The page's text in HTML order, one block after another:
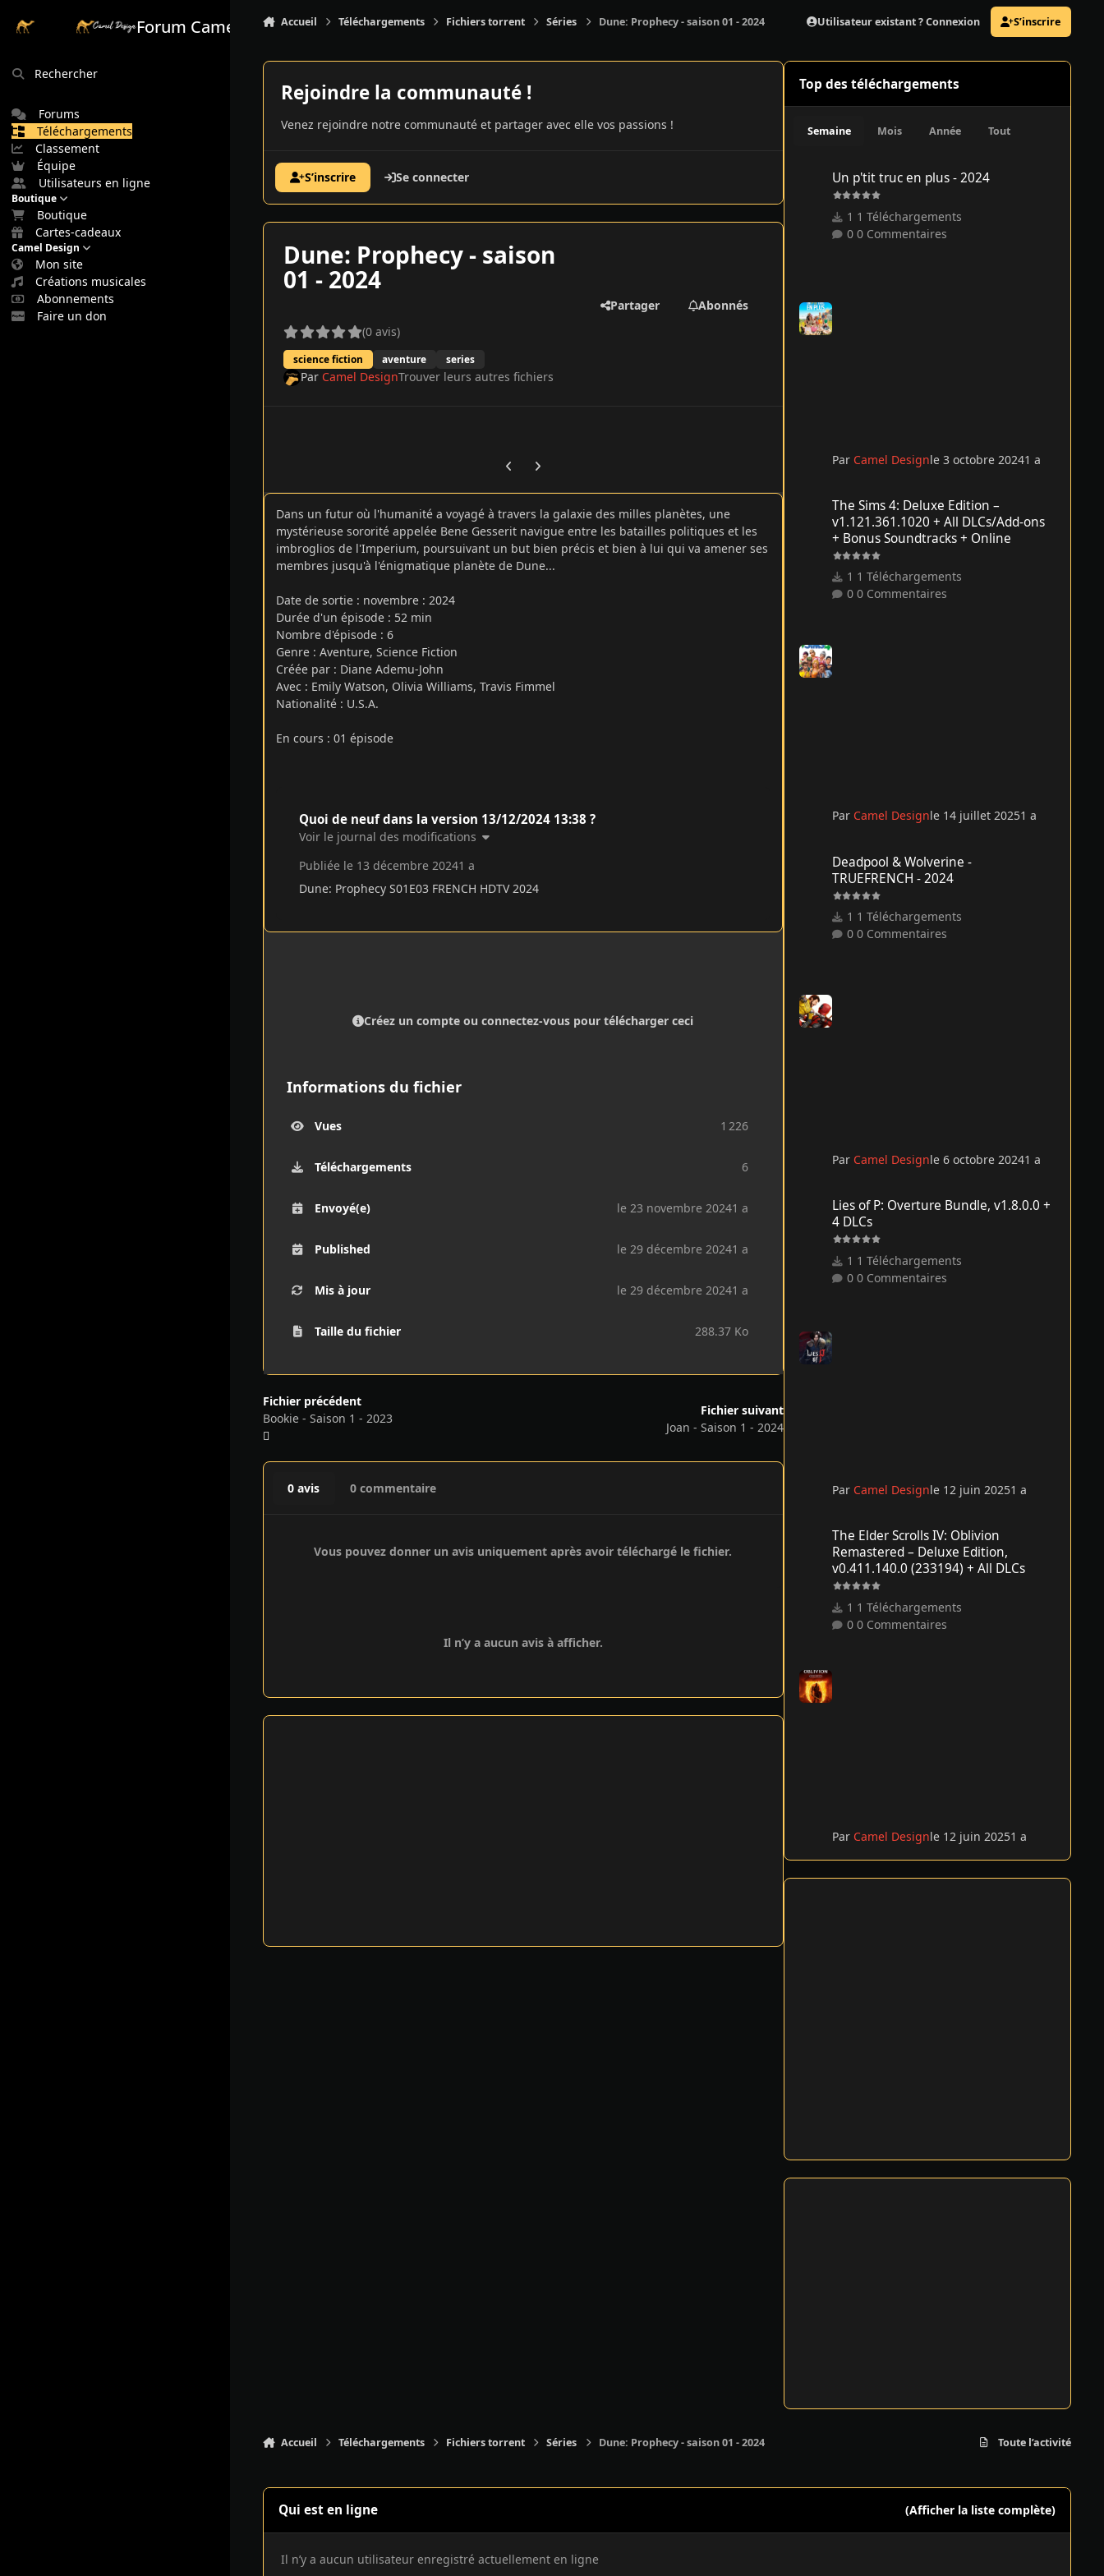
Forum Camel Design
Rechercher
Forums
Téléchargements
Classement
Équipe
Utilisateurs en ligne
Boutique
Boutique
Cartes-cadeaux
Camel Design
Mon site
Créations musicales
Abonnements
Faire un don
Accueil Téléchargements Fichiers torrent Séries Dune: Prophecy - saison 01 - 2024 Utilisateur existant ? Connexion S’inscrire
Rejoindre la communauté !
Venez rejoindre notre communauté et partager avec elle vos passions !
S’inscrire Se connecter
Dune: Prophecy - saison
01 - 2024
(0 avis)
science fiction aventure series
Partager Abonnés
Par Camel DesignTrouver leurs autres fichiers
Previous carousel slide
Next carousel slide
Dans un futur où l'humanité a voyagé à travers la galaxie des milles planètes, une
mystérieuse sororité appelée Bene Gesserit navigue entre les batailles politiques et les
imbroglios de l'Imperium, poursuivant un but bien précis et bien à lui qui va amener ses
membres jusqu'à l'énigmatique planète de Dune...
Date de sortie : novembre : 2024
Durée d'un épisode : 52 min
Nombre d'épisode : 6
Genre : Aventure, Science Fiction
Créée par : Diane Ademu-John
Avec : Emily Watson, Olivia Williams, Travis Fimmel
Nationalité : U.S.A.
En cours : 01 épisode
Quoi de neuf dans la version 13/12/2024 13:38 ?
Voir le journal des modifications
Publiée le 13 décembre 20241 a
Dune: Prophecy S01E03 FRENCH HDTV 2024
Créez un compte ou connectez-vous pour télécharger ceci
Informations du fichier
Vues 1 226
Téléchargements 6
Envoyé(e) le 23 novembre 20241 a
Published le 29 décembre 20241 a
Mis à jour le 29 décembre 20241 a
Taille du fichier 288.37 Ko
Fichier précédent
Bookie - Saison 1 - 2023
Fichier suivant
Joan - Saison 1 - 2024
0 avis 0 commentaire
Vous pouvez donner un avis uniquement après avoir téléchargé le fichier.
Il n’y a aucun avis à afficher.
Top des téléchargements
Semaine Mois Année Tout
Un p'tit truc en plus - 2024
1 Téléchargements
0 Commentaires
Par Camel Designle 3 octobre 20241 a
The Sims 4: Deluxe Edition –
v1.121.361.1020 + All DLCs/Add-ons
+ Bonus Soundtracks + Online
1 Téléchargements
0 Commentaires
Par Camel Designle 14 juillet 20251 a
Deadpool & Wolverine -
TRUEFRENCH - 2024
1 Téléchargements
0 Commentaires
Par Camel Designle 6 octobre 20241 a
Lies of P: Overture Bundle, v1.8.0.0 +
4 DLCs
1 Téléchargements
0 Commentaires
Par Camel Designle 12 juin 20251 a
The Elder Scrolls IV: Oblivion
Remastered – Deluxe Edition,
v0.411.140.0 (233194) + All DLCs
1 Téléchargements
0 Commentaires
Par Camel Designle 12 juin 20251 a
Accueil Téléchargements Fichiers torrent Séries Dune: Prophecy - saison 01 - 2024 Toute l’activité
Qui est en ligne (Afficher la liste complète)
Il n’y a aucun utilisateur enregistré actuellement en ligne